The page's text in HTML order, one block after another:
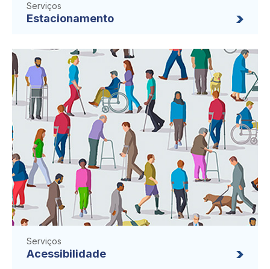
Serviços
Estacionamento
Serviços
Acessibilidade